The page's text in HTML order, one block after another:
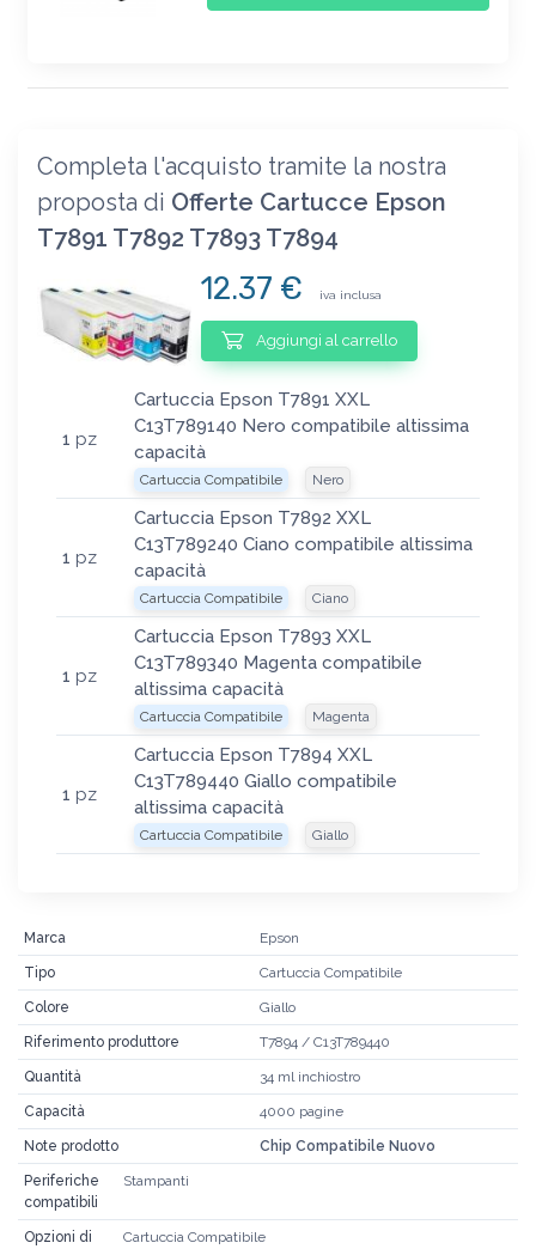
Completa l'acquisto tramite la nostra
proposta di Offerte Cartucce Epson
T7891 T7892 T7893 T7894
12.37 € iva inclusa
Aggiungi al carrello
1 pz
Cartuccia Epson T7891 XXL
C13T789140 Nero compatibile altissima
capacità
Cartuccia Compatibile Nero
1 pz
Cartuccia Epson T7892 XXL
C13T789240 Ciano compatibile altissima
capacità
Cartuccia Compatibile Ciano
1 pz
Cartuccia Epson T7893 XXL
C13T789340 Magenta compatibile
altissima capacità
Cartuccia Compatibile Magenta
1 pz
Cartuccia Epson T7894 XXL
C13T789440 Giallo compatibile
altissima capacità
Cartuccia Compatibile Giallo
Marca Epson
Tipo Cartuccia Compatibile
Colore Giallo
Riferimento produttore T7894 / C13T789440
Quantità 34 ml inchiostro
Capacità 4000 pagine
Note prodotto Chip Compatibile Nuovo
Periferiche
compatibili
Stampanti
Opzioni di
Cartuccia Compatibile